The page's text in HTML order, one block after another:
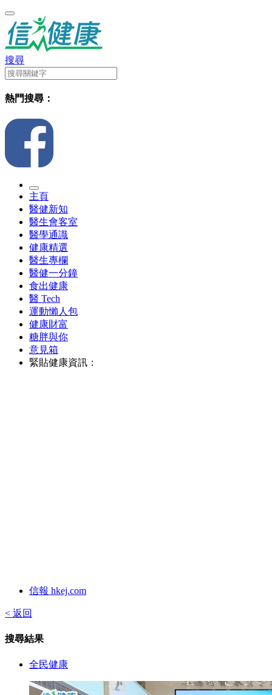
搜尋
熱門搜尋：
主頁
醫健新知
醫生會客室
醫學通識
健康精選
醫生專欄
醫健一分鐘
食出健康
醫 Tech
運動懶人包
健康財富
糖胖與你
意見箱
緊貼健康資訊：
信報 hkej.com
< 返回
搜尋結果
全民健康